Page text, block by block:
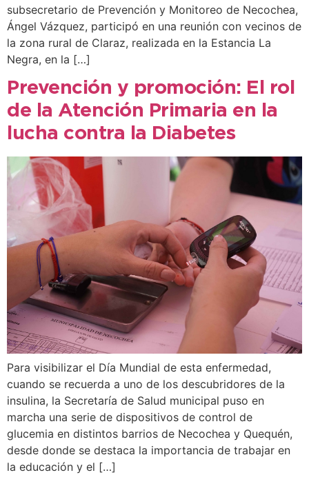
subsecretario de Prevención y Monitoreo de Necochea,
Ángel Vázquez, participó en una reunión con vecinos de
la zona rural de Claraz, realizada en la Estancia La
Negra, en la […]
Prevención y promoción: El rol
de la Atención Primaria en la
lucha contra la Diabetes
Para visibilizar el Día Mundial de esta enfermedad,
cuando se recuerda a uno de los descubridores de la
insulina, la Secretaría de Salud municipal puso en
marcha una serie de dispositivos de control de
glucemia en distintos barrios de Necochea y Quequén,
desde donde se destaca la importancia de trabajar en
la educación y el […]